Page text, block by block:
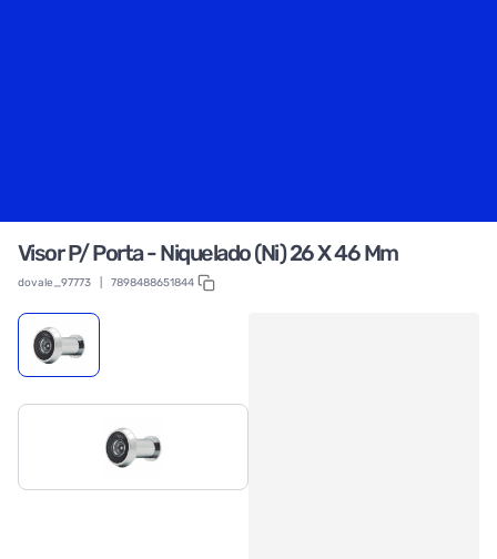
Visor P/ Porta - Niquelado (Ni) 26 X 46 Mm
dovale_97773 7898488651844